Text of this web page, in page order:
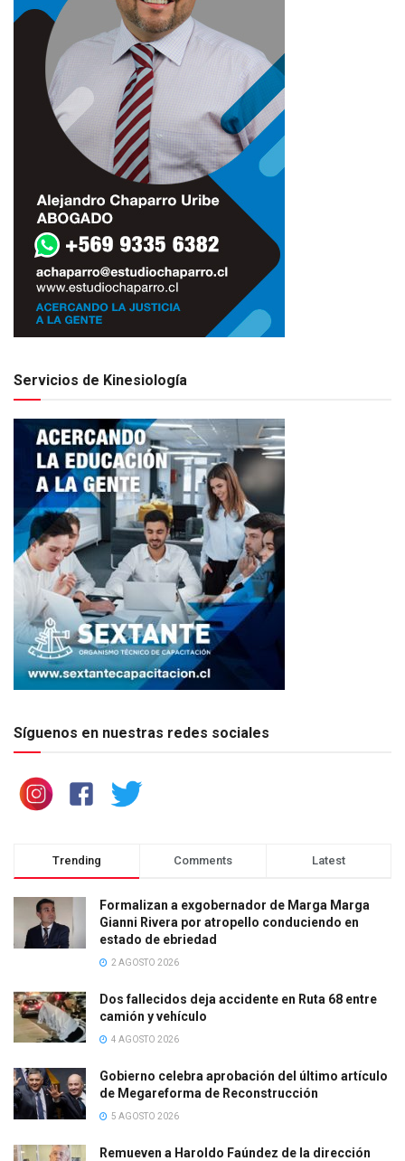
Servicios de Kinesiología
Síguenos en nuestras redes sociales
Trending Comments Latest
Formalizan a exgobernador de Marga Marga
Gianni Rivera por atropello conduciendo en
estado de ebriedad
2 AGOSTO 2026
Dos fallecidos deja accidente en Ruta 68 entre
camión y vehículo
4 AGOSTO 2026
Gobierno celebra aprobación del último artículo
de Megareforma de Reconstrucción
5 AGOSTO 2026
Remueven a Haroldo Faúndez de la dirección